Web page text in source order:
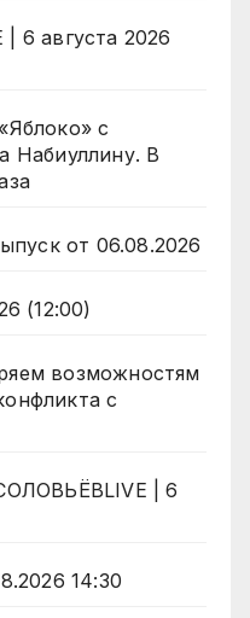
6 августа 2026
с
Набиуллину. В
от 06.08.2026
(12:00)
возможностям
с
| 6
14:30